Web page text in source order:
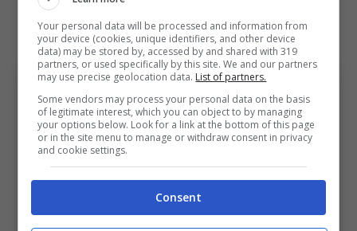
seconda squadra.
Your personal data will be processed and information from
your device (cookies, unique identifiers, and other device
data) may be stored by, accessed by and shared with 319
partners, or used specifically by this site. We and our partners
may use precise geolocation data. List of partners.
Some vendors may process your personal data on the basis
of legitimate interest, which you can object to by managing
your options below. Look for a link at the bottom of this page
or in the site menu to manage or withdraw consent in privacy
and cookie settings.
Consent